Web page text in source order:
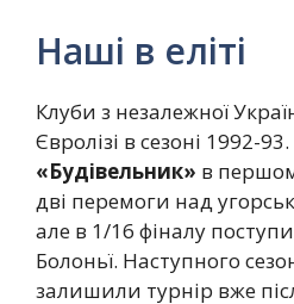
Наші в еліті
Клуби з незалежної
Євролізі в сезоні 1992-
«Будівельник» в
дві перемоги над
але в 1/16 фіналу
Болоньї. Наступного
залишили турнір вже